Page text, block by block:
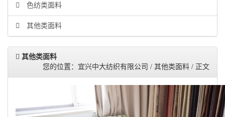
色纺类面料
其他类面料
其他类面料
您的位置：宜兴中大纺织有限公司 / 其他类面料 / 正文